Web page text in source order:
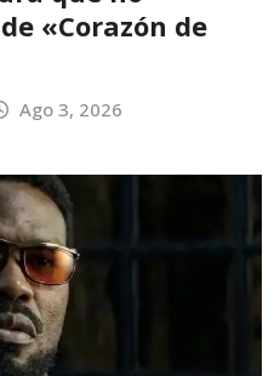
«Corazón de
Ago 3, 2026